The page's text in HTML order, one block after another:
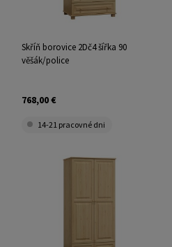
Skříň borovice 2Dč4 šířka 90
věšák/police
768,00 €
14-21 pracovné dni